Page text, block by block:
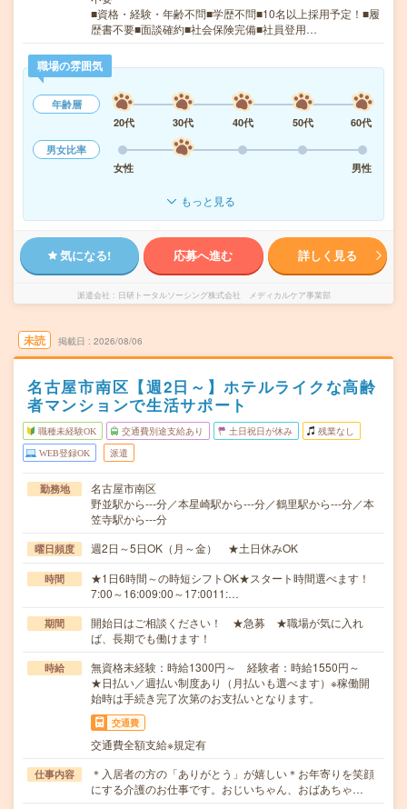
■資格・経験・年齢不問■学歴不問■10名以上採用予定！■履
歴書不要■面談確約■社会保険完備■社員登用…
職場の雰囲気
年齢層
20代
30代 40代 50代
60代
男女比率
女性
男性
もっと見る
気になる! 応募へ進む 詳しく見る
派遣会社 日研トータルソーシング株式会社 メディカルケア事業部
未読 掲載日 2026/08/06
名古屋市南区【週2日～】ホテルライクな高齢
者マンションで生活サポート
職種未経験OK 交通費別途支給あり 土日祝日が休み 残業なし
WEB登録OK 派遣
勤務地
名古屋市南区
野並駅から---分／本星崎駅から---分／鶴里駅から---分／本
笠寺駅から---分
曜日頻度 週2日～5日OK（月～金） ★土日休みOK
時間
★1日6時間～の時短シフトOK★スタート時間選べます！
7:00～16:009:00～17:0011:…
期間
開始日はご相談ください！ ★急募 ★職場が気に入れ
ば、長期でも働けます！
時給
無資格未経験：時給1300円～ 経験者：時給1550円～
★日払い／週払い制度あり（月払いも選べます）※稼働開
始時は手続き完了次第のお支払いとなります。
交通費
交通費全額支給※規定有
仕事内容
＊入居者の方の「ありがとう」が嬉しい＊お年寄りを笑顔
にする介護のお仕事です。おじいちゃん、おばあちゃ…